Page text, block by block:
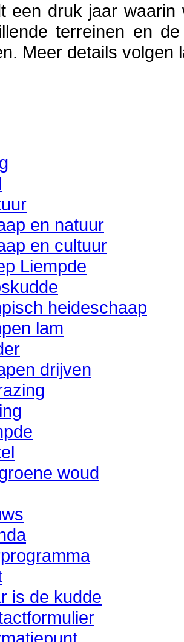
een druk jaar
terreinen en
Meer details volgen
en natuur
en cultuur
Liempde
heideschaap
lam
drijven
woud
is de kudde